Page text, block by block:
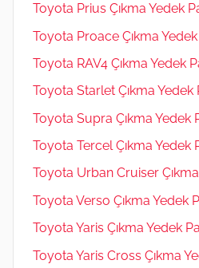
Toyota Prius Çıkma Yedek
Toyota Proace Çıkma
Toyota RAV4 Çıkma Yedek
Toyota Starlet Çıkma Yedek
Toyota Supra Çıkma Yedek
Toyota Tercel Çıkma Yedek
Toyota Urban Cruiser
Toyota Verso Çıkma Yedek
Toyota Yaris Çıkma Yedek
Toyota Yaris Cross Çıkma